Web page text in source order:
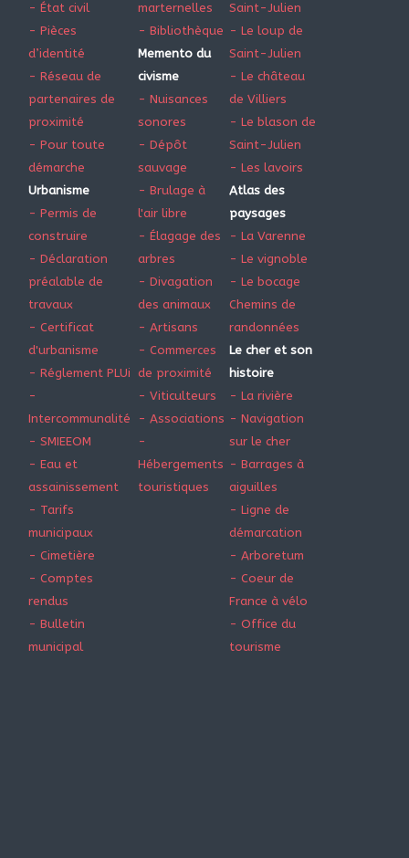
- État civil
- Pièces
d’identité
- Réseau de
partenaires de
proximité
- Pour toute
démarche
Urbanisme
- Permis de
construire
- Déclaration
préalable de
travaux
- Certificat
d'urbanisme
- Réglement PLUi
-
Intercommunalité
- SMIEEOM
- Eau et
assainissement
- Tarifs
municipaux
- Cimetière
- Comptes
rendus
- Bulletin
municipal
marternelles
- Bibliothèque
Memento du
civisme
- Nuisances
sonores
- Dépôt
sauvage
- Brulage à
l'air libre
- Élagage des
arbres
- Divagation
des animaux
- Artisans
- Commerces
de proximité
- Viticulteurs
- Associations
-
Hébergements
touristiques
Saint-Julien
- Le loup de
Saint-Julien
- Le château
de Villiers
- Le blason de
Saint-Julien
- Les lavoirs
Atlas des
paysages
- La Varenne
- Le vignoble
- Le bocage
Chemins de
randonnées
Le cher et son
histoire
- La rivière
- Navigation
sur le cher
- Barrages à
aiguilles
- Ligne de
démarcation
- Arboretum
- Coeur de
France à vélo
- Office du
tourisme